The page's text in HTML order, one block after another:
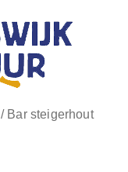
/ Bar steigerhout